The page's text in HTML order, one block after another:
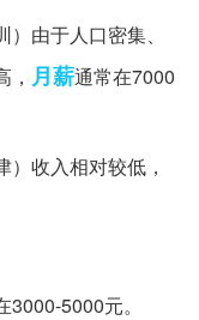
由于人口密集、
月薪通常在7000
收入相对较低，
5000元。